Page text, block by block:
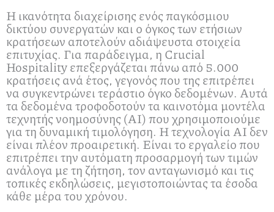
Η ικανότητα διαχείρισης ενός παγκόσμιου
δικτύου συνεργατών και ο όγκος των ετήσιων
κρατήσεων αποτελούν αδιάψευστα στοιχεία
επιτυχίας. Για παράδειγμα, η Crucial
Hospitality επεξεργάζεται πάνω από 5.000
κρατήσεις ανά έτος, γεγονός που της επιτρέπει
να συγκεντρώνει τεράστιο όγκο δεδομένων. Αυτά
τα δεδομένα τροφοδοτούν τα καινοτόμα μοντέλα
τεχνητής νοημοσύνης (AI) που χρησιμοποιούμε
για τη δυναμική τιμολόγηση. Η τεχνολογία AI δεν
είναι πλέον προαιρετική. Είναι το εργαλείο που
επιτρέπει την αυτόματη προσαρμογή των τιμών
ανάλογα με τη ζήτηση, τον ανταγωνισμό και τις
τοπικές εκδηλώσεις, μεγιστοποιώντας τα έσοδα
κάθε μέρα του χρόνου.